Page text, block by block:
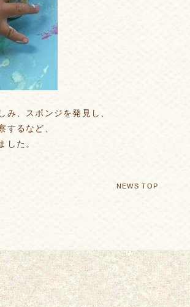
み、スポンジを発見し、
するなど、
した。
NEWS TOP